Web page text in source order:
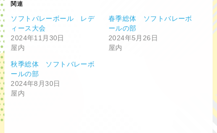
関連
ソフトバレーボール レデ
ィース大会
2024年11月30日
屋内
春季総体 ソフトバレーボ
ールの部
2024年5月26日
屋内
秋季総体 ソフトバレーボ
ールの部
2024年8月30日
屋内